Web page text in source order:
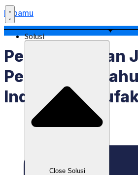
Labamu
Solusi
Close Solusi
Pengertian Dan
Perlu Kamu
Industri